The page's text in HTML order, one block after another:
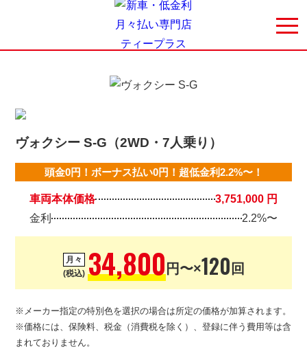
ヴォクシー S-G（2WD・7人乗り）
頭金0円！ボーナス払い0円！超低金利2.2%〜！
車両本体価格
3,751,000 円
金利
2.2%〜
月々
(税込) 34,800 円〜×120 回
※メーカー指定の特別色を選択の場合は所定の価格が加算されます。
※価格には、保険料、税金（消費税を除く）、登録に伴う費用等は含
まれておりません。